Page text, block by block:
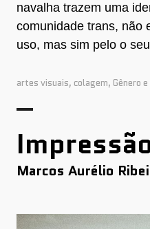
navalha trazem uma
comunidade trans, não
uso, mas sim pelo o
artes visuais, colagem, Gênero
Marcos Aurélio